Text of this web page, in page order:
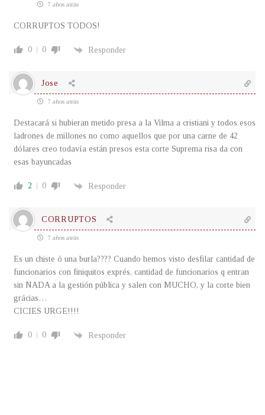
7 años atrás
CORRUPTOS TODOS!
0 0 Responder
Jose
7 años atrás
Destacará si hubieran metido presa a la Vilma a cristiani y todos esos
ladrones de millones no como aquellos que por una carne de 42
dólares creo todavía están presos esta corte Suprema risa da con
esas bayuncadas
2 0 Responder
CORRUPTOS
7 años atrás
Es un chiste ó una burla???? Cuando hemos visto desfilar cantidad de
funcionarios con finiquitos exprés, cantidad de funcionarios q entran
sin NADA a la gestión pública y salen con MUCHO, y la corte bien
grácias…
CICIES URGE!!!!
0 0 Responder